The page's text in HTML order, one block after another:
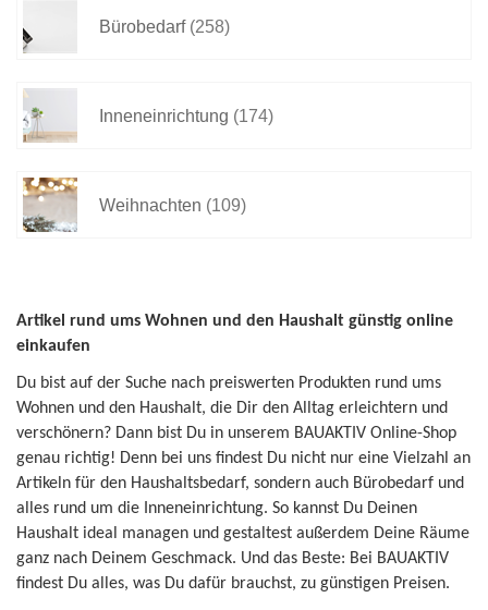
Bürobedarf (258)
Inneneinrichtung (174)
Weihnachten (109)
Artikel rund ums Wohnen und den Haushalt günstig online
einkaufen
Du bist auf der Suche nach preiswerten Produkten rund ums
Wohnen und den Haushalt, die Dir den Alltag erleichtern und
verschönern? Dann bist Du in unserem BAUAKTIV Online-Shop
genau richtig! Denn bei uns findest Du nicht nur eine Vielzahl an
Artikeln für den Haushaltsbedarf, sondern auch Bürobedarf und
alles rund um die Inneneinrichtung. So kannst Du Deinen
Haushalt ideal managen und gestaltest außerdem Deine Räume
ganz nach Deinem Geschmack. Und das Beste: Bei BAUAKTIV
findest Du alles, was Du dafür brauchst, zu günstigen Preisen.